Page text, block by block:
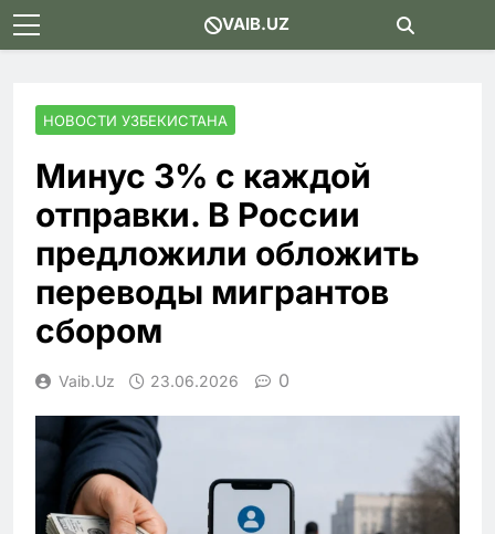
Skip
to
VAIB.UZ
НОВОСТИ УЗБЕКИСТАНА
Минус 3% с каждой
отправки. В России
предложили обложить
переводы мигрантов
сбором
Vaib.uz 23.06.2026 0